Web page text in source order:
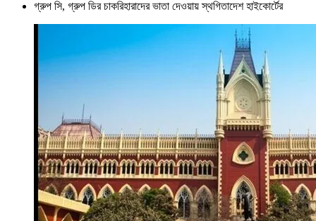
গ্রুপ সি, গ্রুপ ডির চাকরিহারাদের ভাতা দেওয়ায় স্থগিতাদেশ হাইকোর্টের